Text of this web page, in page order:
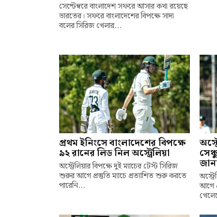
সেপ্টেম্বরে বাংলাদেশ সফরে আসার কথা রয়েছে
ভারতের। সফরে বাংলাদেশের বিপক্ষে সাদা
বলের সিরিজ খেলার...
প্রথম ইনিংসে বাংলাদেশের বিপক্ষে
৯২ রানের লিড নিল অস্ট্রেলিয়া
অস্ট্রেলিয়ার বিপক্ষে দুই ম্যাচের টেস্ট সিরিজ
শুরুর আগে প্রস্তুতি ম্যাচে প্রত্যাশিত শুরু করতে
পারেনি...
আগে